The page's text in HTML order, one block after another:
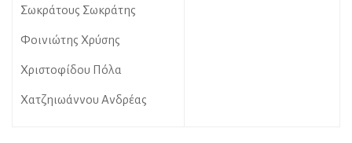
Σωκράτους Σωκράτης
Φοινιώτης Χρύσης
Χριστοφίδου Πόλα
Χατζηιωάννου Ανδρέας